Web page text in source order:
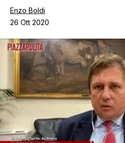
Enzo Boldi
26 Ott 2020